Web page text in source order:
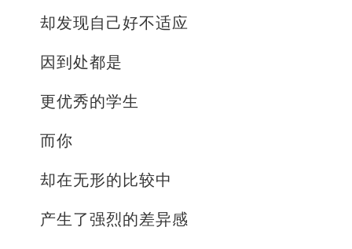
却发现自己好不适应
因到处都是
更优秀的学生
而你
却在无形的比较中
产生了强烈的差异感